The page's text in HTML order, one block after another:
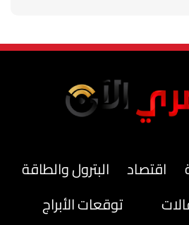
اقتصاد
البترول والطاقة
توقعات الأبراج